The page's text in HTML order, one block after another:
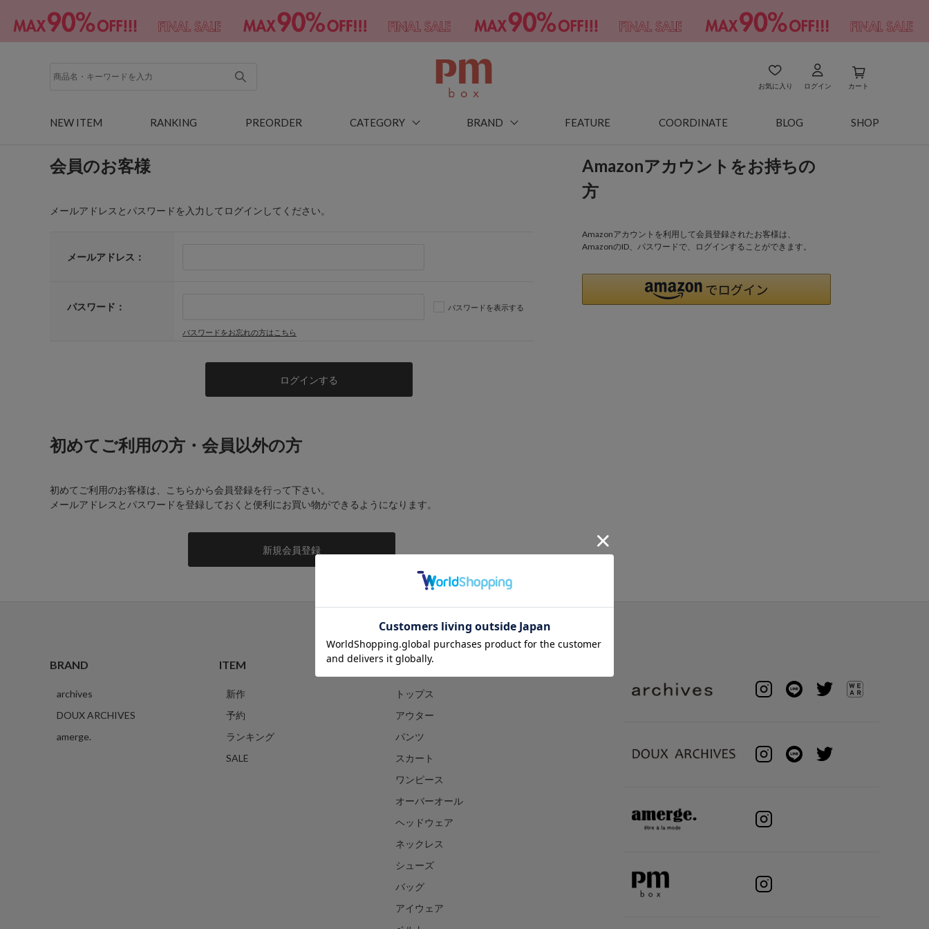
お気に入り ログイン カート
NEW ITEM RANKING PREORDER CATEGORY BRAND FEATURE COORDINATE BLOG SHOP
会員のお客様
メールアドレスとパスワードを入力してログインしてください。
メールアドレス：
パスワード： パスワードを表示する
パスワードをお忘れの方はこちら
Amazonアカウントをお持ちの
方
Amazonアカウントを利用して会員登録されたお客様は、
AmazonのID、パスワードで、ログインすることができます。
初めてご利用の方・会員以外の方
初めてご利用のお客様は、こちらから会員登録を行って下さい。
メールアドレスとパスワードを登録しておくと便利にお買い物ができるようになります。
BRAND
archives
DOUX ARCHIVES
amerge.
ITEM
新作
予約
ランキング
SALE
CATEGORY
トップス
アウター
パンツ
スカート
ワンピース
オーバーオール
ヘッドウェア
ネックレス
シューズ
バッグ
アイウェア